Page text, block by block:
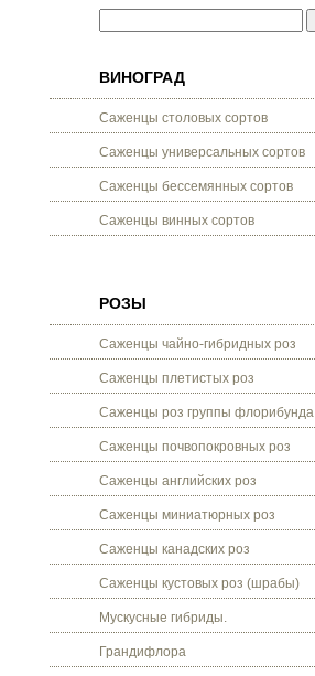
ВИНОГРАД
Саженцы столовых сортов
Саженцы универсальных сортов
Саженцы бессемянных сортов
Саженцы винных сортов
РОЗЫ
Саженцы чайно-гибридных роз
Саженцы плетистых роз
Саженцы роз группы флорибунда
Саженцы почвопокровных роз
Саженцы английских роз
Саженцы миниатюрных роз
Саженцы канадских роз
Саженцы кустовых роз (шрабы)
Мускусные гибриды.
Грандифлора